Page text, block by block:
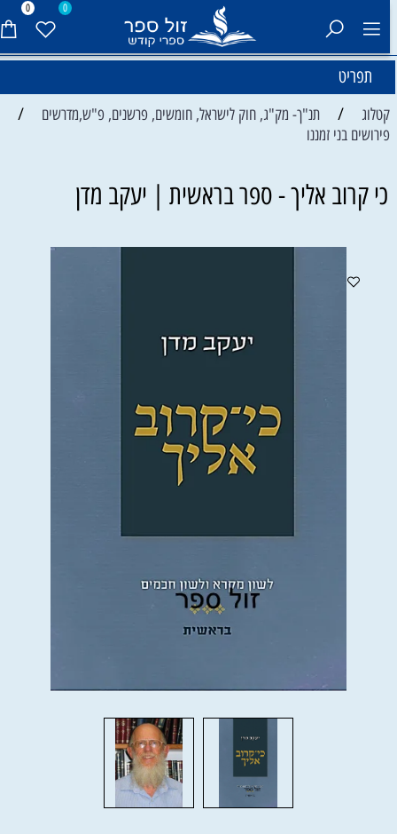
0 0
תפריט
קטלוג / תנ"ך- מק"ג, חוק לישראל, חומשים, פרשנים, פ"ש,מדרשים /
פירושים בני זמננו
כי קרוב אליך - ספר בראשית | יעקב מדן